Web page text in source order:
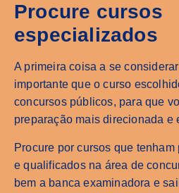
Procure cursos
especializados
A primeira coisa a se
importante que o curso
concursos públicos, para que
preparação mais direcionada e
Procure por cursos que
e qualificados na área de
bem a banca examinadora e